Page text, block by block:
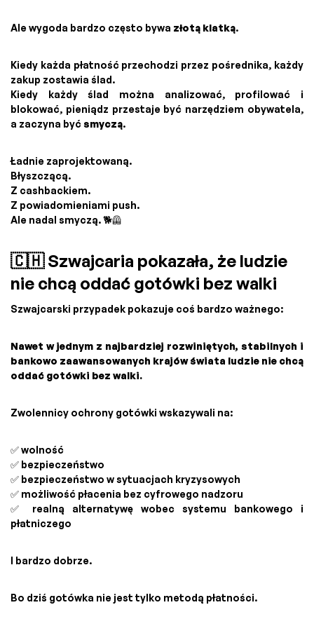
Ale wygoda bardzo często bywa złotą klatką.
Kiedy każda płatność przechodzi przez pośrednika, każdy
zakup zostawia ślad.
Kiedy każdy ślad można analizować, profilować i
blokować, pieniądz przestaje być narzędziem obywatela,
a zaczyna byćsmyczą.
Ładnie zaprojektowaną.
Błyszczącą.
Z cashbackiem.
Z powiadomieniami push.
Ale nadal smyczą. 🐕🦺
🇨🇭 Szwajcaria pokazała, że ludzie
nie chcą oddać gotówki bez walki
Szwajcarski przypadek pokazuje coś bardzo ważnego:
Nawet w jednym z najbardziej rozwiniętych, stabilnych i
bankowo zaawansowanych krajów świata ludzie nie chcą
oddać gotówki bez walki.
Zwolennicy ochrony gotówki wskazywali na:
✅ wolność
✅ bezpieczeństwo
✅ bezpieczeństwo w sytuacjach kryzysowych
✅ możliwość płacenia bez cyfrowego nadzoru
✅ realną alternatywę wobec systemu bankowego i
płatniczego
I bardzo dobrze.
Bo dziś gotówka nie jest tylko metodą płatności.